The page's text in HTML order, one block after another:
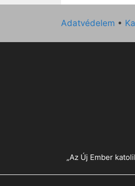
Adatvédelem •
„Az Új Ember